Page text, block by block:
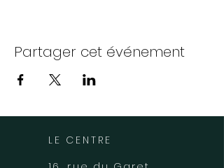
Partager cet événement
LE CENTRE